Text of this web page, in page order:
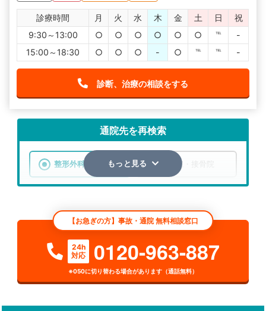
診療時間 月 火 水 木 金 土 日
祝
9:30～13:00
○ ○ ○ ○ ○ ○ ℡
-
15:00～18:30
○ ○ ○ - ○ ℡ ℡ -
診断、治療の相談をする
通院先を再検索
整形外科 整骨院・接骨院
検索する
詳細条件で絞り込む
その他の検索方法
駅から探す 院名から探す
もっと見る
【お急ぎの方】事故・通院 無料相談窓口
24h
対応
0120-963-887
※050に切り替わる場合があります（通話無料）